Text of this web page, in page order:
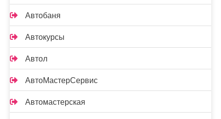
Автобаня
Автокурсы
Автол
АвтоМастерСервис
Автомастерская